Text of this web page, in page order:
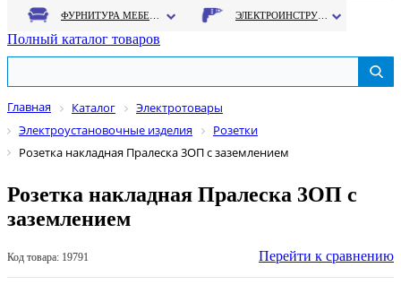
Полный каталог товаров
Главная Каталог
Электротовары
Электроустановочные изделия
Розетки
Розетка накладная Пралеска 3ОП с заземлением
Розетка накладная Пралеска 3ОП с
заземлением
Код товара: 19791 Перейти к сравнению